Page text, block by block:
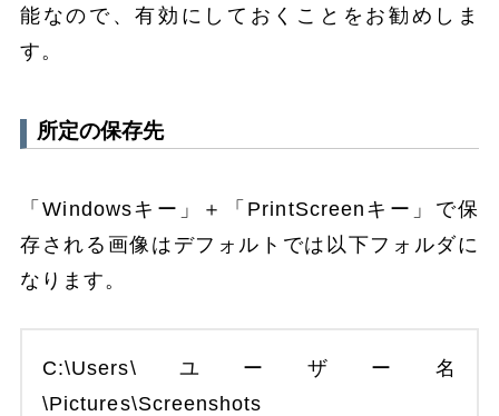
能なので、有効にしておくことをお勧めしま
す。
所定の保存先
「Windowsキー」＋「PrintScreenキー」で保
存される画像はデフォルトでは以下フォルダに
なります。
C:\Users\ユーザー名
\Pictures\Screenshots